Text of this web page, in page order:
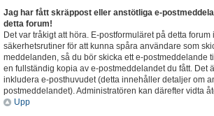
Jag har fått skräppost eller anstötliga e-
detta forum!
Det var tråkigt att höra. E-postformuläret på detta
säkerhetsrutiner för att kunna spåra användare som
meddelanden, så du bör skicka ett e-postmeddelande
en fullständig kopia av e-postmeddelandet du fått. Det
inkludera e-posthuvudet (detta innehåller detaljer om
postmeddelandet). Administratören kan därefter vidta
Upp